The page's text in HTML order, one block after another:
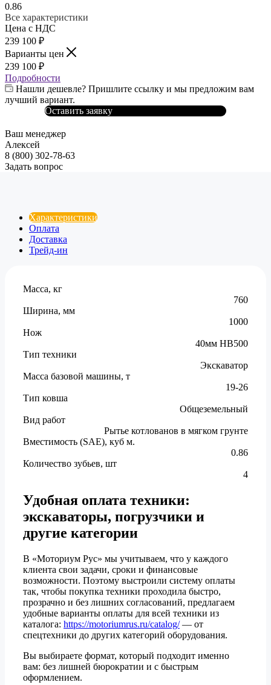
0.86
Все характеристики
Цена с НДС
239 100 ₽
Варианты цен
239 100 ₽
Подробности
Нашли дешевле? Пришлите ссылку и мы предложим вам
лучший вариант.
Оставить заявку
Ваш менеджер
Алексей
8 (800) 302-78-63
Задать вопрос
Характеристики
Оплата
Доставка
Трейд-ин
Масса, кг
760
Ширина, мм
1000
Нож
40мм HB500
Тип техники
Экскаватор
Масса базовой машины, т
19-26
Тип ковша
Общеземельный
Вид работ
Рытье котлованов в мягком грунте
Вместимость (SAE), куб м.
0.86
Количество зубьев, шт
4
Удобная оплата техники:
экскаваторы, погрузчики и
другие категории
В «Моториум Рус» мы учитываем, что у каждого
клиента свои задачи, сроки и финансовые
возможности. Поэтому выстроили систему оплаты
так, чтобы покупка техники проходила быстро,
прозрачно и без лишних согласований, предлагаем
удобные варианты оплаты для всей техники из
каталога: https://motoriumrus.ru/catalog/— от
спецтехники до других категорий оборудования.
Вы выбираете формат, который подходит именно
вам: без лишней бюрократии и с быстрым
оформлением.